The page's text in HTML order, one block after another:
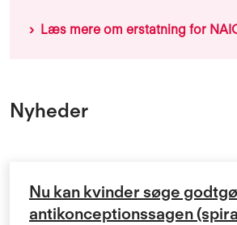
Læs mere om erstatning for
Nyheder
Nu kan kvinder søge
antikonceptionssagen